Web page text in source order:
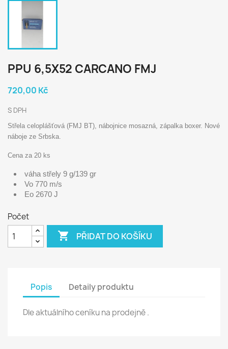
PPU 6,5X52 CARCANO FMJ
720,00 Kč
S DPH
Střela celoplášťová (FMJ BT), nábojnice mosazná, zápalka boxer. Nové
náboje ze Srbska.
Cena za 20 ks
váha střely 9 g/139 gr
Vo 770 m/s
Eo 2670 J
Počet
 PŘIDAT DO KOŠÍKU
Popis Detaily produktu
Dle aktuálního ceníku na prodejně .